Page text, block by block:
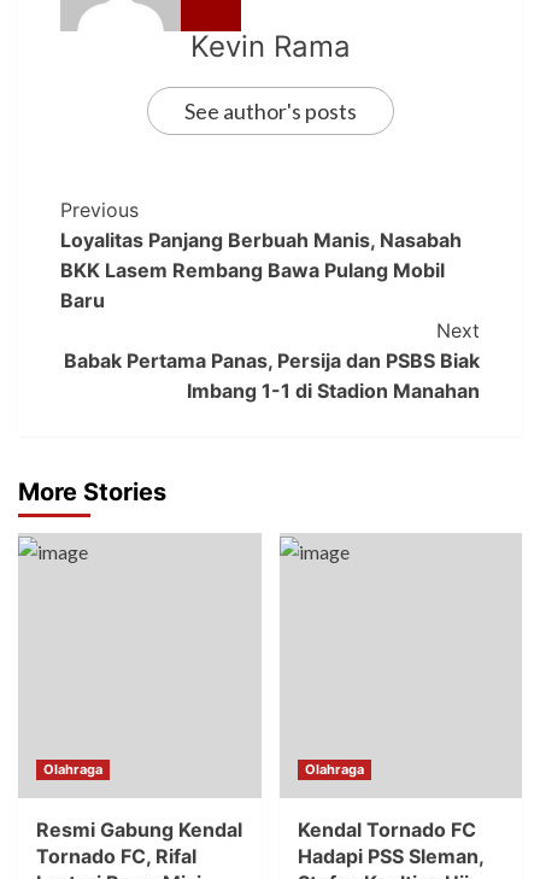
Kevin Rama
See author's posts
Previous
Loyalitas Panjang Berbuah Manis, Nasabah
BKK Lasem Rembang Bawa Pulang Mobil
Baru
Next
Babak Pertama Panas, Persija dan PSBS Biak
Imbang 1-1 di Stadion Manahan
More Stories
Olahraga
Resmi Gabung Kendal
Tornado FC, Rifal
Olahraga
Kendal Tornado FC
Hadapi PSS Sleman,